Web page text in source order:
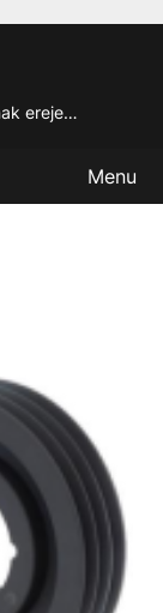
ereje…
Menu